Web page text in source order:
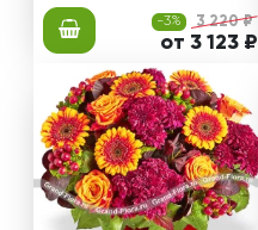
-3% 3 220 ₽
от 3 123 ₽